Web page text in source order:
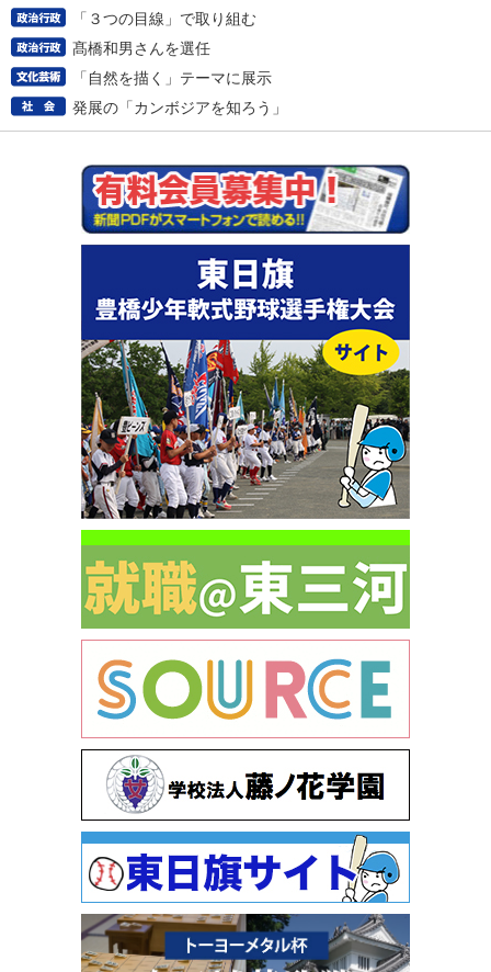
「３つの目線」で取り組む
髙橋和男さんを選任
「自然を描く」テーマに展示
発展の「カンボジアを知ろう」